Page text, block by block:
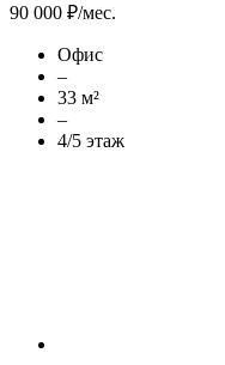
90 000 ₽/мес.
Офис
–
33 м²
–
4/5 этаж